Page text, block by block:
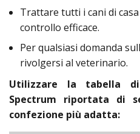
Trattare tutti i cani di
controllo efficace.
Per qualsiasi domanda
rivolgersi al veterinario.
Utilizzare la tabella
Spectrum riportata di
confezione più adatta: